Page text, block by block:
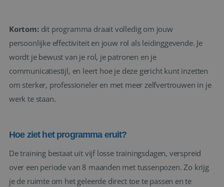
Kortom:dit programma draait volledig om jouw
persoonlijke effectiviteit en jouw rol als leidinggevende. Je
wordt je bewust van je rol, je patronen en je
communicatiestijl, en leert hoe je deze gericht kunt inzetten
om sterker, professioneler en met meer zelfvertrouwen in je
werk te staan.
Hoe ziet het programma eruit?
De training bestaat uit vijf losse trainingsdagen, verspreid
over een periode van 8 maanden met tussenpozen. Zo krijg
je de ruimte om het geleerde direct toe te passen en te